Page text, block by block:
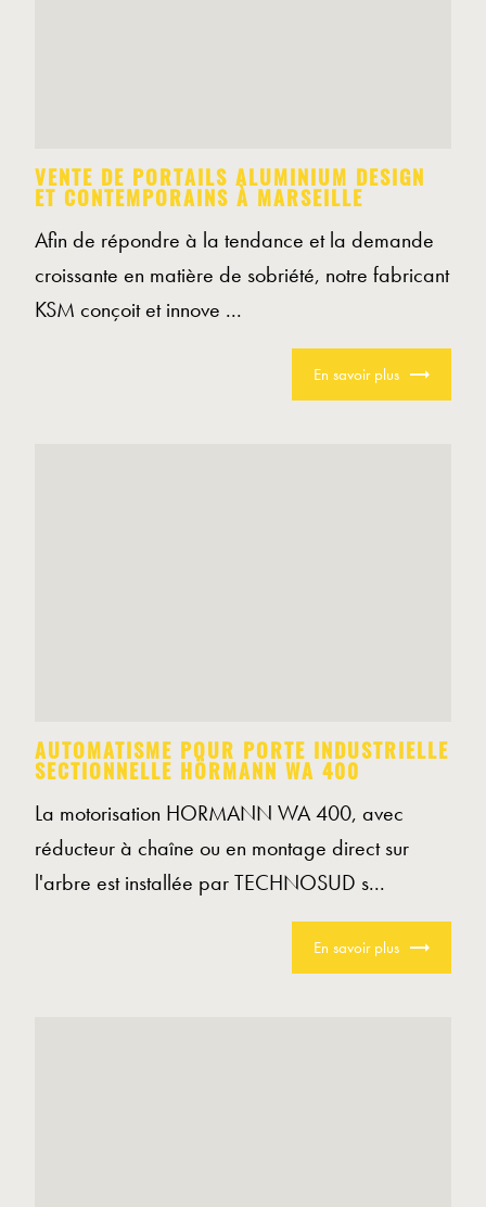
VENTE DE PORTAILS ALUMINIUM DESIGN
ET CONTEMPORAINS À MARSEILLE
Afin de répondre à la tendance et la demande
croissante en matière de sobriété, notre fabricant
KSM conçoit et innove ...
En savoir plus
AUTOMATISME POUR PORTE INDUSTRIELLE
SECTIONNELLE HÖRMANN WA 400
La motorisation HORMANN WA 400, avec
réducteur à chaîne ou en montage direct sur
l'arbre est installée par TECHNOSUD s...
En savoir plus